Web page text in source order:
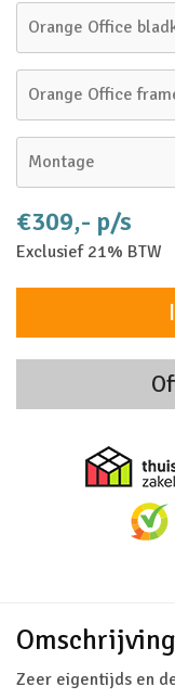
Orange Office
Orange Office
Montage
€309,- p/s
Exclusief 21% BTW
Omschrijving
Zeer eigentijds en